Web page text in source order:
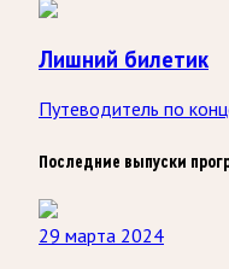
Лишний билетик
Путеводитель по
Последние выпуски
29 марта 2024